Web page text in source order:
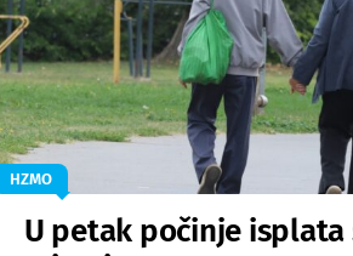
HZMO
U petak počinje